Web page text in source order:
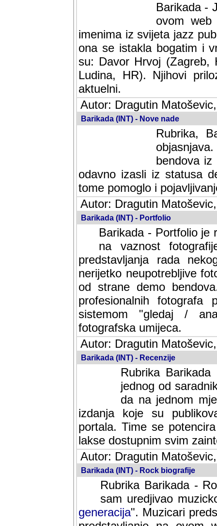
Barikada -
ovom web
imenima iz svijeta jazz
ona se istakla bogatim i
su: Davor Hrvoj (Zagreb,
Ludina, HR). Njihovi
aktuelni.
Autor: Dragutin
Barikada (INT) - Nove nade
Rubrika,
bendova
odavno izasli iz statusa
tome pomoglo i
Autor: Dragutin
Barikada (INT) - Portfolio
Barikada - Portfolio je
na vaznost
predstavljanja rada
nerijetko neupotrebljive
od strane demo
profesionalnih fotografa
sistemom "gledaj /
fotografska umijeca.
Autor: Dragutin
Barikada (INT) - Recenzije
Rubrika
jednog od
da na jednom
izdanja koje su
portala. Time se
lakse dostupnim svim
Autor: Dragutin
Barikada (INT) - Rock biografije
Rubrika Barikada -
sam uredjivao
generacija". Muzicari